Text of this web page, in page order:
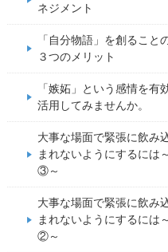
ネジメント
「自分物語」を創ること
３つのメリット
「嫉妬」という感情を有
活用してみませんか。
大事な場面で緊張に飲み
まれないようにするには～
③～
大事な場面で緊張に飲み
まれないようにするには～
②～